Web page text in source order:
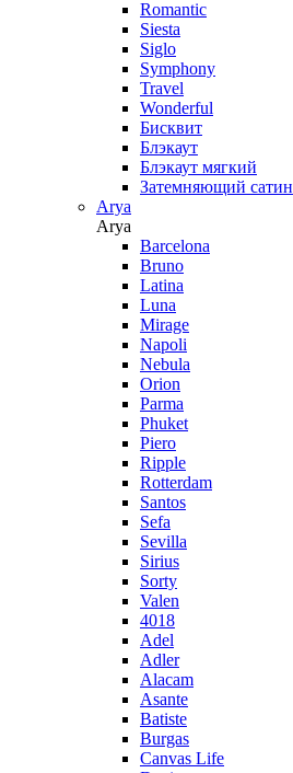
Romantic
Siesta
Siglo
Symphony
Travel
Wonderful
Бисквит
Блэкаут
Блэкаут мягкий
Затемняющий сатин
Arya
Arya
Barcelona
Bruno
Latina
Luna
Mirage
Napoli
Nebula
Orion
Parma
Phuket
Piero
Ripple
Rotterdam
Santos
Sefa
Sevilla
Sirius
Sorty
Valen
4018
Adel
Adler
Alacam
Asante
Batiste
Burgas
Canvas Life